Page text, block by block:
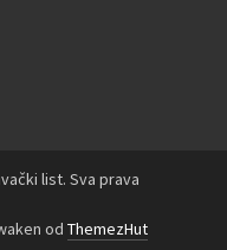
list. Sva prava
od ThemezHut